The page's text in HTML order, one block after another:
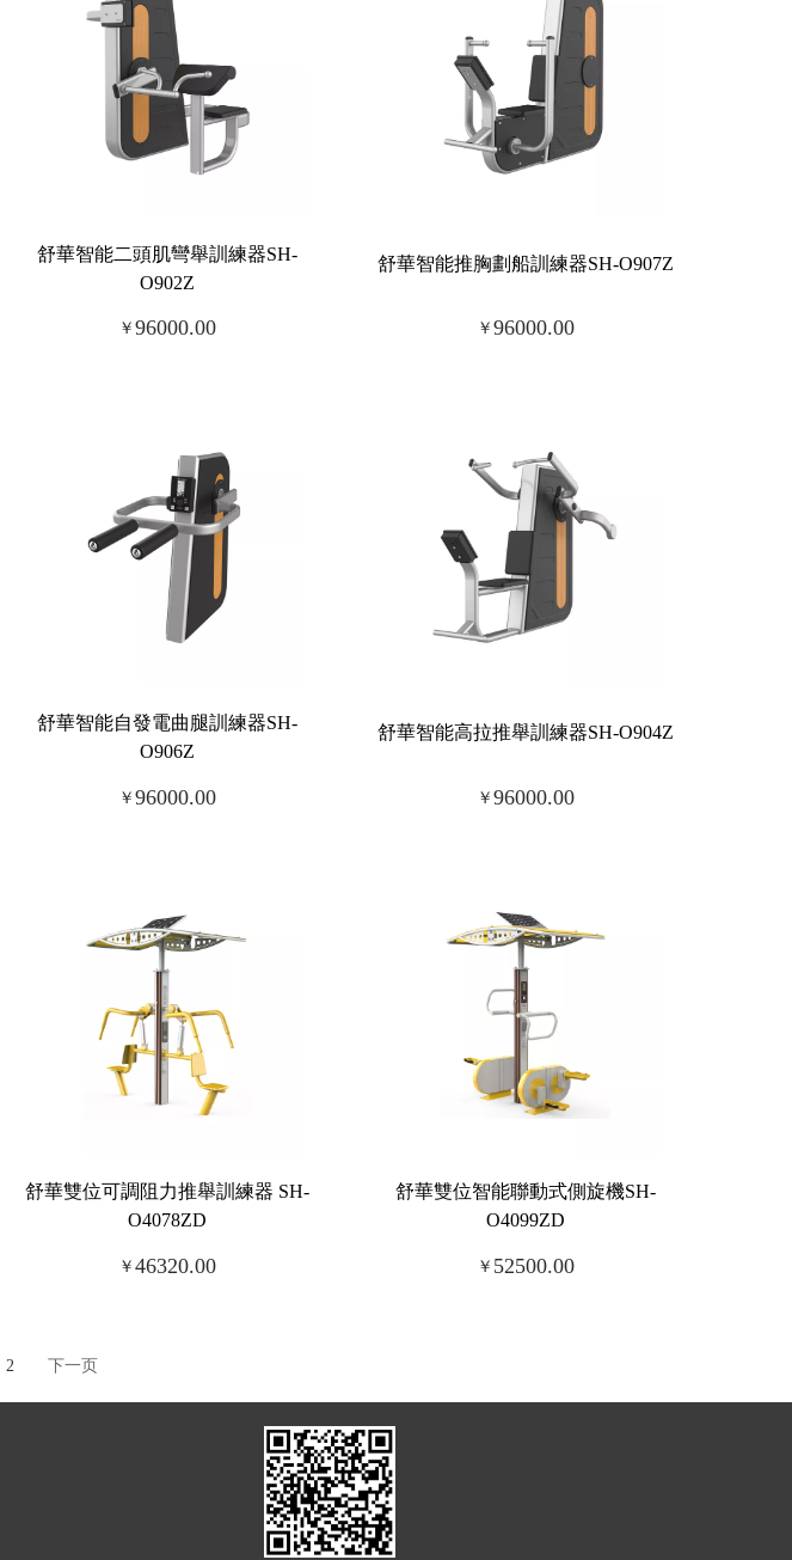
舒華智能二頭肌彎舉訓練器SH-
O902Z
￥96000.00
舒華智能推胸劃船訓練器SH-O907Z
￥ 96000.00
舒華智能自發電曲腿訓練器SH-
O906Z
￥96000.00
舒華智能高拉推舉訓練器SH-O904Z
￥ 96000.00
舒華雙位可調阻力推舉訓練器 SH-
O4078ZD
￥46320.00
舒華雙位智能聯動式側旋機SH-
O4099ZD
￥ 52500.00
2 下一页